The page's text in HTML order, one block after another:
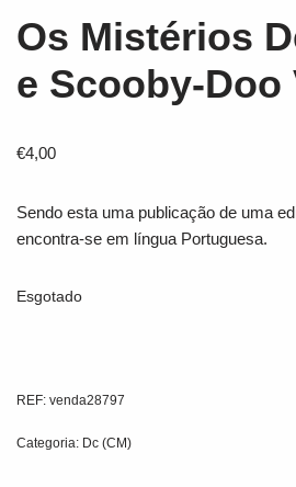
Os Mistérios
e Scooby-Doo
€4,00
Sendo esta uma publicação de uma
encontra-se em língua Portuguesa.
Esgotado
REF: venda28797
Categoria: Dc (CM)